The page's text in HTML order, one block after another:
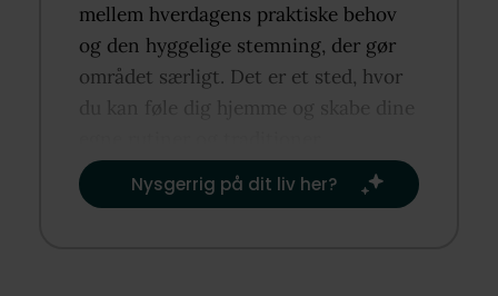
mellem hverdagens praktiske behov
og den hyggelige stemning, der gør
området særligt. Det er et sted, hvor
du kan føle dig hjemme og skabe dine
Nysgerrig på dit liv her?​